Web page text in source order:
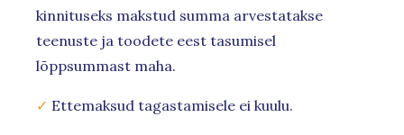
kinnituseks makstud summa arvestatakse
teenuste ja toodete eest tasumisel
lõppsummast maha.
✓ Ettemaksud tagastamisele ei kuulu.